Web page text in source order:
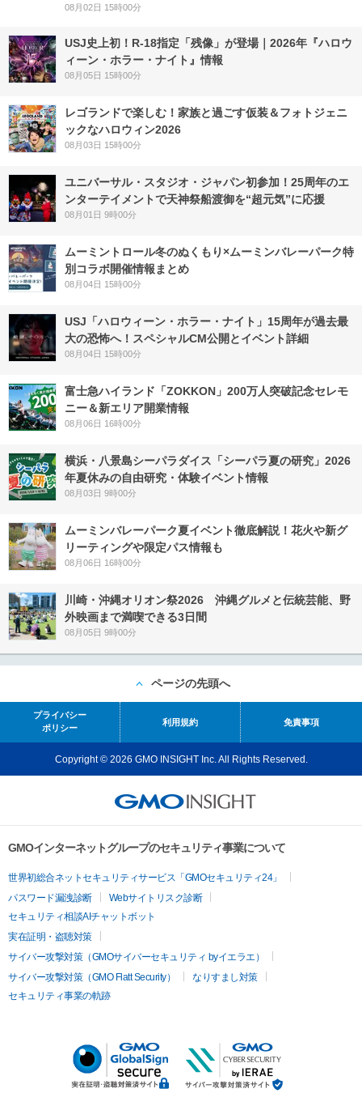
08月02日 15時00分
USJ史上初！R-18指定「残像」が登場｜2026年『ハロウ
ィーン・ホラー・ナイト』情報
08月05日 15時00分
レゴランドで楽しむ！家族と過ごす仮装＆フォトジェニ
ックなハロウィン2026
08月03日 15時00分
ユニバーサル・スタジオ・ジャパン初参加！25周年のエ
ンターテイメントで天神祭船渡御を“超元気”に応援
08月01日 9時00分
ムーミントロール冬のぬくもり×ムーミンバレーパーク特
別コラボ開催情報まとめ
08月04日 15時00分
USJ「ハロウィーン・ホラー・ナイト」15周年が過去最
大の恐怖へ！スペシャルCM公開とイベント詳細
08月04日 15時00分
富士急ハイランド「ZOKKON」200万人突破記念セレモ
ニー＆新エリア開業情報
08月06日 16時00分
横浜・八景島シーパラダイス「シーパラ夏の研究」2026
年夏休みの自由研究・体験イベント情報
08月03日 9時00分
ムーミンバレーパーク夏イベント徹底解説！花火や新グ
リーティングや限定パス情報も
08月06日 16時00分
川崎・沖縄オリオン祭2026 沖縄グルメと伝統芸能、野
外映画まで満喫できる3日間
08月05日 9時00分
ページの先頭へ
プライバシー
ポリシー
利用規約 免責事項
Copyright © 2026 GMO INSIGHT Inc. All Rights Reserved.
GMOインターネットグループのセキュリティ事業について
世界初総合ネットセキュリティサービス「GMOセキュリティ24」
パスワード漏洩診断
Webサイトリスク診断
セキュリティ相談AIチャットボット
実在証明・盗聴対策
サイバー攻撃対策（GMOサイバーセキュリティ byイエラエ）
サイバー攻撃対策（GMO Flatt Security）
なりすまし対策
セキュリティ事業の軌跡